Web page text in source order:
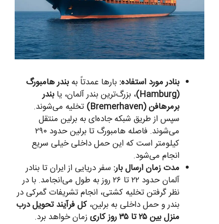
بنادر مورد استفاده: بارها عمدتاً به بندر هامبورگ
(Hamburg)
، بزرگ‌ترین بندر آلمان، یا بندر
برمرهافن (Bremerhaven)
تخلیه می‌شوند.
سپس از طریق شبکه جاده‌ای به برلین منتقل
می‌شوند. فاصله هامبورگ تا برلین حدود ۲۹۰
کیلومتر است که این حمل داخلی خیلی سریع
انجام می‌شود.
مدت زمان ارسال بار: سفر دریایی از ایران تا بنادر
آلمان حدود ۲۲ تا ۲۶ روز به طول می‌انجامد. با در
نظر گرفتن تخلیه کشتی، انجام تشریفات گمرکی در
بندر و حمل داخلی به برلین، کل فرآیند تحویل درب
منزل بین ۲۵ تا ۳۵ روز کاری
زمان خواهد برد.